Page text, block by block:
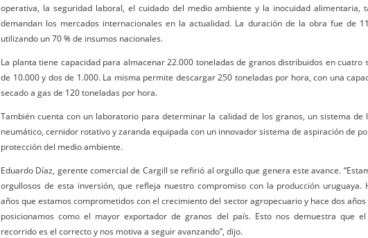
operativa, la seguridad laboral, el cuidado del medio ambiente y la inocuidad alimentaria,
demandan los mercados internacionales en la actualidad. La duración de la obra fue de
utilizando un 70 % de insumos nacionales.
La planta tiene capacidad para almacenar 22.000 toneladas de granos distribuidos en cuatro
de 10.000 y dos de 1.000. La misma permite descargar 250 toneladas por hora, con una
secado a gas de 120 toneladas por hora.
También cuenta con un laboratorio para determinar la calidad de los granos, un sistema de
neumático, cernidor rotativo y zaranda equipada con un innovador sistema de aspiración de
protección del medio ambiente.
Eduardo Díaz, gerente comercial de Cargill se refirió al orgullo que genera este avance.
orgullosos de esta inversión, que refleja nuestro compromiso con la producción uruguaya.
años que estamos comprometidos con el crecimiento del sector agropecuario y hace dos años
posicionamos como el mayor exportador de granos del país. Esto nos demuestra que
recorrido es el correcto y nos motiva a seguir avanzando”, dijo.